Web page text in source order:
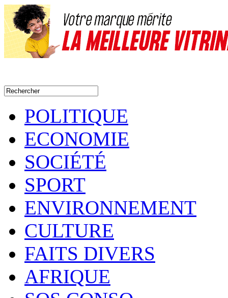
POLITIQUE
ECONOMIE
SOCIÉTÉ
SPORT
ENVIRONNEMENT
CULTURE
FAITS DIVERS
AFRIQUE